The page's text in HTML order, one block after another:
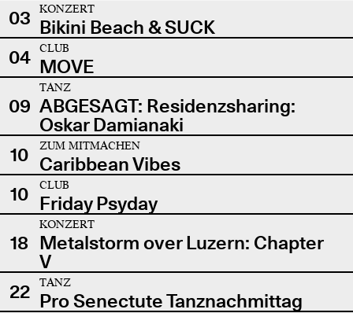
03
KONZERT
Bikini Beach & SUCK
04
CLUB
MOVE
09
TANZ
ABGESAGT: Residenzsharing:
Oskar Damianaki
10
ZUM MITMACHEN
Caribbean Vibes
10
CLUB
Friday Psyday
18
KONZERT
Metalstorm over Luzern: Chapter
V
22
TANZ
Pro Senectute Tanznachmittag